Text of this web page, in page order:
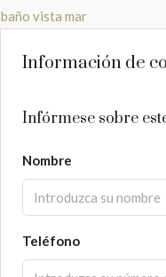
Información de
Infórmese sobre
Nombre
Teléfono